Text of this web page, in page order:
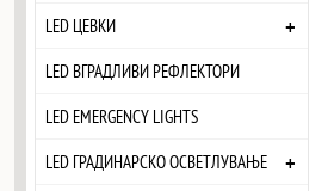
LED ЦЕВКИ +
LED ВГРАДЛИВИ РЕФЛЕКТОРИ
LED EMERGENCY LIGHTS
LED ГРАДИНАРСКО ОСВЕТЛУВАЊЕ
+